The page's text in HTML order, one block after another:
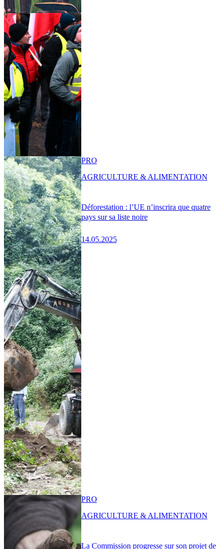
Déforestation : l’UE n’inscrira que quatre
pays sur sa liste noire
14.05.2025
PRO
AGRICULTURE & ALIMENTATION
La Commission progresse sur son projet de
PRO
AGRICULTURE & ALIMENTATION